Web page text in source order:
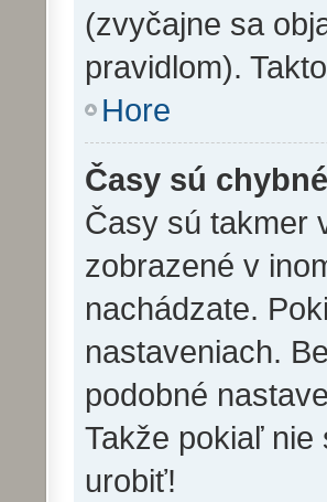
(zvyčajne sa
pravidlom).
Hore
Časy sú
Časy sú takmer
zobrazené v
nachádzate.
nastaveniach.
podobné
Takže pokiaľ
urobiť!